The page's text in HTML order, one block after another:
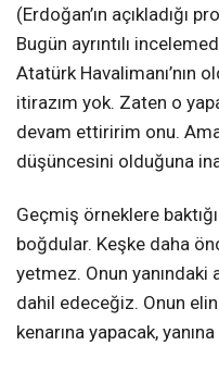
(Erdoğan’ın açıkladığı
Bugün ayrıntılı
Atatürk Havalimanı’nın
itirazım yok. Zaten o
devam ettiririm onu.
düşüncesini olduğuna
Geçmiş örneklere
boğdular. Keşke daha
yetmez. Onun
dahil edeceğiz. Onun
kenarına yapacak,